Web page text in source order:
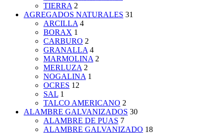
TIERRA 2
AGREGADOS NATURALES 31
ARCILLA 4
BORAX 1
CARBURO 2
GRANALLA 4
MARMOLINA 2
MERLUZA 2
NOGALINA 1
OCRES 12
SAL 1
TALCO AMERICANO 2
ALAMBRE GALVANIZADOS 30
ALAMBRE DE PUAS 7
ALAMBRE GALVANIZADO 18